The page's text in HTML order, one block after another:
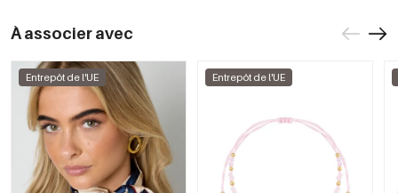
À associer avec
Entrepôt de l'UE Entrepôt de l'UE